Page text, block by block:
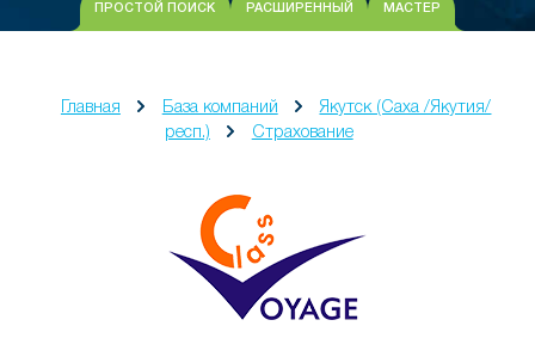
ПРОСТОЙ ПОИСК РАСШИРЕННЫЙ МАСТЕР
Главная База компаний
Якутск (Саха /Якутия/
респ.)
Страхование